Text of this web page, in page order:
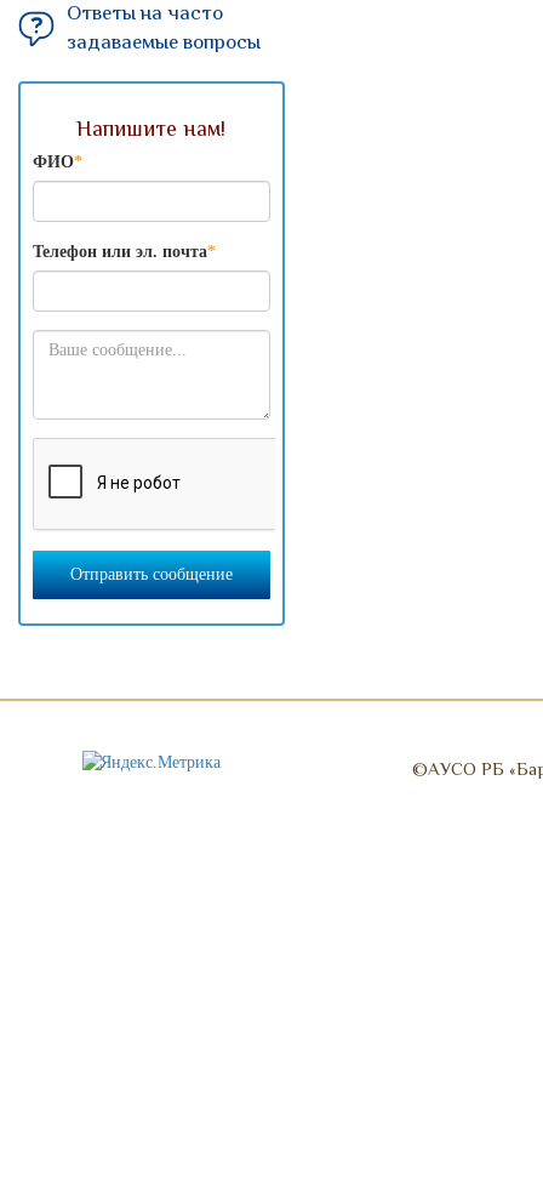
Ответы на часто
задаваемые вопросы
Напишите нам!
ФИО*
Телефон или эл. почта*
Отправить сообщение
©АУСО РБ